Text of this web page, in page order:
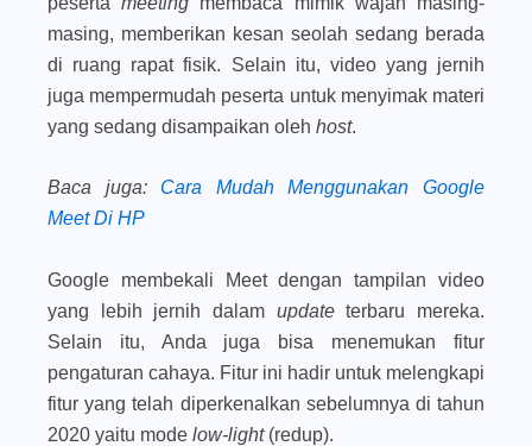
masing, memberikan kesan seolah sedang berada
di ruang rapat fisik. Selain itu, video yang jernih
juga mempermudah peserta untuk menyimak materi
yang sedang disampaikan oleh host.
Baca juga:
Cara Mudah Menggunakan Google
Meet Di HP
Google membekali Meet dengan tampilan video
yang lebih jernih dalam updateterbaru mereka.
Selain itu, Anda juga bisa menemukan fitur
pengaturan cahaya. Fitur ini hadir untuk melengkapi
fitur yang telah diperkenalkan sebelumnya di tahun
2020 yaitu mode low-light(redup).